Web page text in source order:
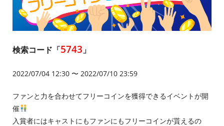
検索コード「5743 」
2022/07/04 12:30 〜 2022/07/10 23:59
ファンと力を合わせてフリーコインを獲得できるイベントが開
催
入賞者にはキャストにもファンにもフリーコインが貰えるの